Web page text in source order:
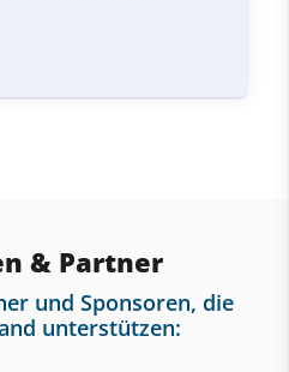
& Partner
und Sponsoren, die
unterstützen: